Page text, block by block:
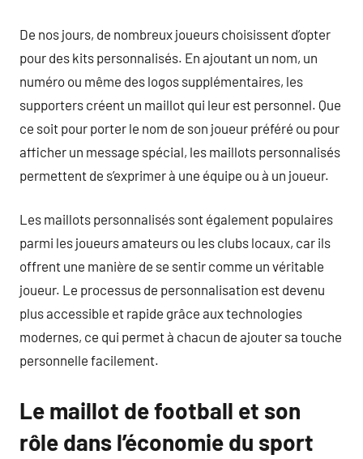
De nos jours, de nombreux joueurs choisissent d’opter
pour des kits personnalisés. En ajoutant un nom, un
numéro ou même des logos supplémentaires, les
supporters créent un maillot qui leur est personnel. Que
ce soit pour porter le nom de son joueur préféré ou pour
afficher un message spécial, les maillots personnalisés
permettent de s’exprimer à une équipe ou à un joueur.
Les maillots personnalisés sont également populaires
parmi les joueurs amateurs ou les clubs locaux, car ils
offrent une manière de se sentir comme un véritable
joueur. Le processus de personnalisation est devenu
plus accessible et rapide grâce aux technologies
modernes, ce qui permet à chacun de ajouter sa touche
personnelle facilement.
Le maillot de football et son
rôle dans l’économie du sport